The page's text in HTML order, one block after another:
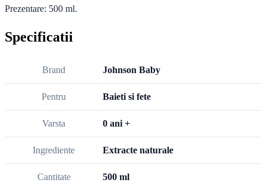
Prezentare: 500 ml.
Specificatii
Brand Johnson Baby
Pentru Baieti si fete
Varsta 0 ani +
Ingrediente Extracte naturale
Cantitate 500 ml